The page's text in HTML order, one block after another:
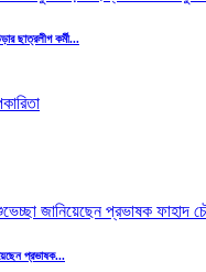
ছাত্রলীগ কর্মী...
প্রভাষক...